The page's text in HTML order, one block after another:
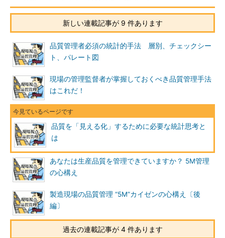
新しい連載記事が 9 件あります
品質管理者必須の統計的手法 層別、チェックシー
ト、パレート図
現場の管理監督者が掌握しておくべき品質管理手法
はこれだ！
品質を「見える化」するために必要な統計思考と
は
あなたは生産品質を管理できていますか？ 5M管理
の心構え
製造現場の品質管理 “5M”カイゼンの心構え〔後
編〕
過去の連載記事が 4 件あります